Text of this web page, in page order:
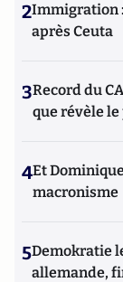
2Immigration
après Ceuta
3Record du
que révèle
4Et
macronisme
5Demokratie
allemande,